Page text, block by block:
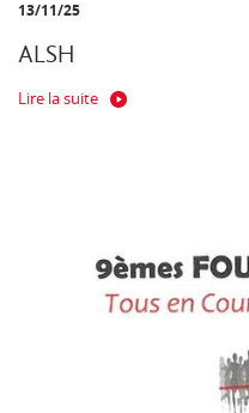
13/11/25
ALSH
Lire la suite